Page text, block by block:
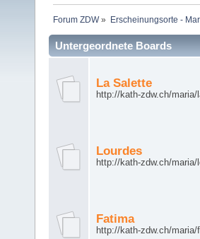
Forum ZDW» Erscheinungsorte -
Untergeordnete Boards
La Salette
http://kath-zdw.ch/maria/
Lourdes
http://kath-zdw.ch/maria/
Fatima
http://kath-zdw.ch/maria/